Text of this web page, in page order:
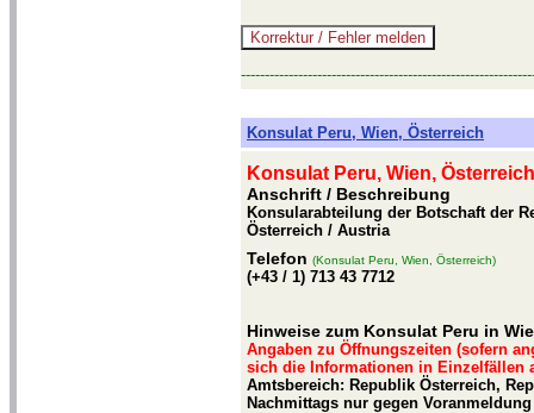
Konsulat Peru, Wien, Österreich
Konsulat Peru, Wien, Österreich
Anschrift / Beschreibung
Konsularabteilung der Botschaft der
Österreich / Austria
Telefon (Konsulat Peru, Wien, Österreich)
(+43 / 1) 713 43 7712
Hinweise zum Konsulat Peru in
Angaben zu Öffnungszeiten (sofern
sich die Informationen in Einzelfällen
Amtsbereich: Republik Österreich,
Nachmittags nur gegen Voranmeldung